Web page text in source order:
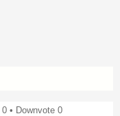
0 • Downvote 0